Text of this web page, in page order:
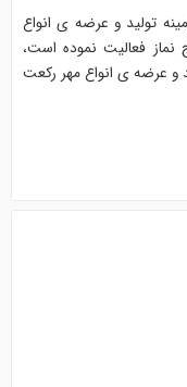
بیش از 40 سال در زمینه تولید و عرضه ی انواع
فعالیت نموده است،
و عرضه ی انواع مهر رکعت